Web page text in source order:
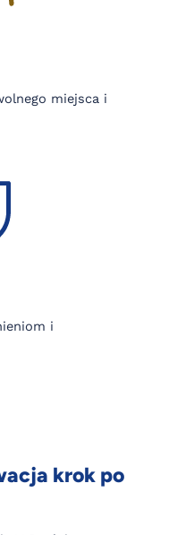
miejsca i
i
krok po